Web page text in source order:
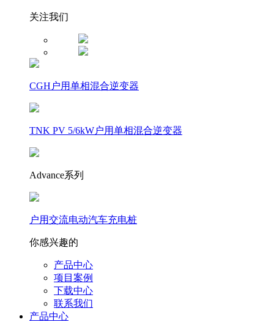
关注我们
CGH户用单相混合逆变器
TNK PV 5/6kW户用单相混合逆变器
Advance系列
户用交流电动汽车充电桩
你感兴趣的
产品中心
项目案例
下载中心
联系我们
产品中心